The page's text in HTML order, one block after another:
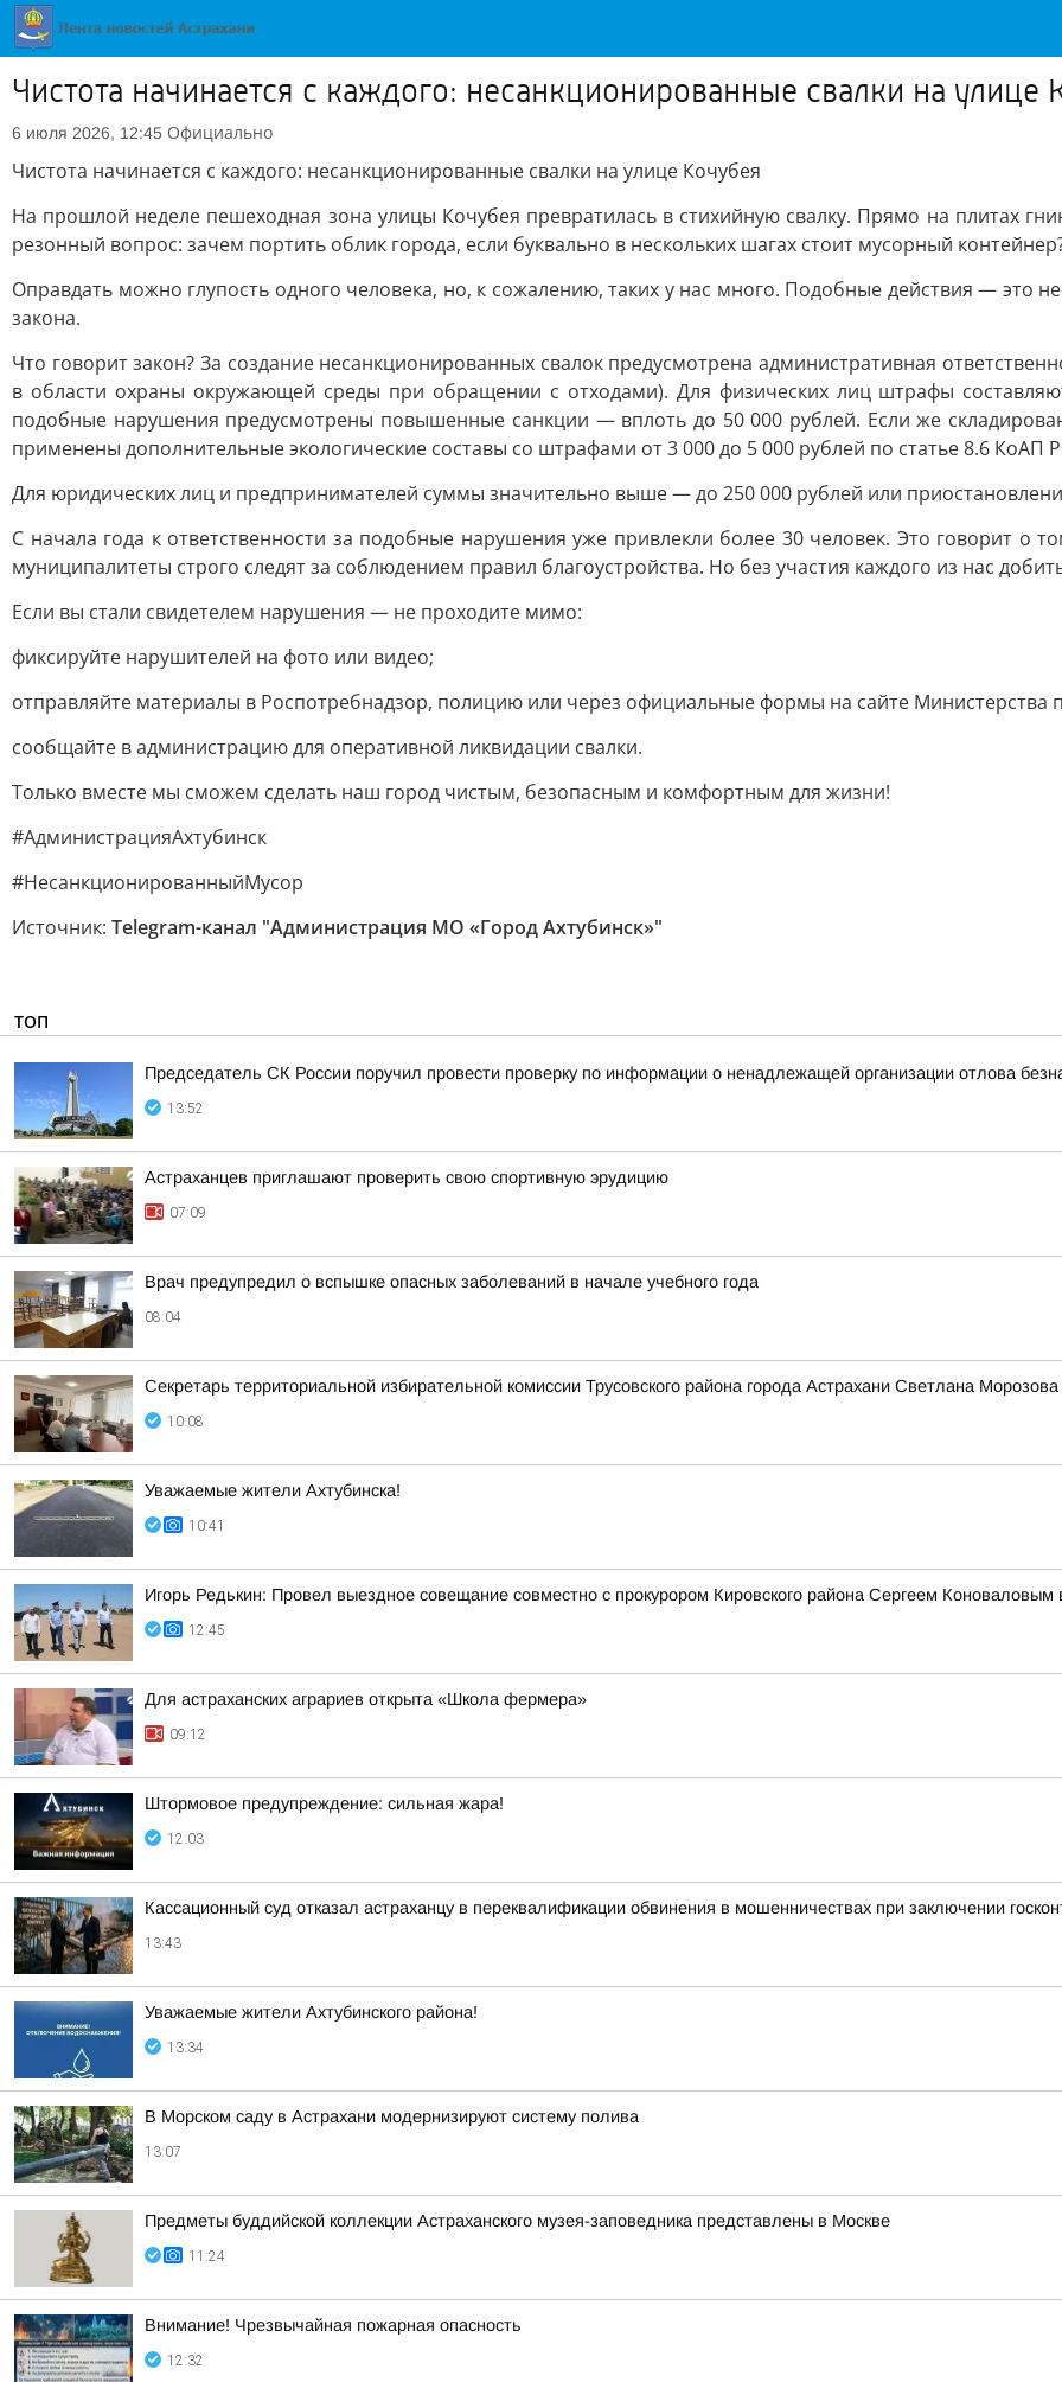
Чистота начинается с каждого: несанкционированные свалки на улице
6 июля 2026, 12:45 Официально
Чистота начинается с каждого: несанкционированные свалки на улице Кочубея
На прошлой неделе пешеходная зона улицы Кочубея превратилась в стихийную свалку. Прямо на плитах
резонный вопрос: зачем портить облик города, если буквально в нескольких шагах стоит мусорный
Оправдать можно глупость одного человека, но, к сожалению, таких у нас много. Подобные действия — это
закона.
Что говорит закон? За создание несанкционированных свалок предусмотрена административная
в области охраны окружающей среды при обращении с отходами). Для физических лиц штрафы
подобные нарушения предусмотрены повышенные санкции — вплоть до 50 000 рублей. Если же
применены дополнительные экологические составы со штрафами от 3 000 до 5 000 рублей по статье 8.6 КоАП
Для юридических лиц и предпринимателей суммы значительно выше — до 250 000 рублей или
С начала года к ответственности за подобные нарушения уже привлекли более 30 человек. Это говорит о
муниципалитеты строго следят за соблюдением правил благоустройства. Но без участия каждого из нас
Если вы стали свидетелем нарушения — не проходите мимо:
фиксируйте нарушителей на фото или видео;
отправляйте материалы в Роспотребнадзор, полицию или через официальные формы на сайте Министерства
сообщайте в администрацию для оперативной ликвидации свалки.
Только вместе мы сможем сделать наш город чистым, безопасным и комфортным для жизни!
#АдминистрацияАхтубинск
#НесанкционированныйМусор
Источник: Telegram-канал "Администрация МО «Город Ахтубинск»"
ТОП
Председатель СК России поручил провести проверку по информации о ненадлежащей организации отлова
13:52
Астраханцев приглашают проверить свою спортивную эрудицию
07:09
Врач предупредил о вспышке опасных заболеваний в начале учебного года
08:04
Секретарь территориальной избирательной комиссии Трусовского района города Астрахани Светлана
10:08
Уважаемые жители Ахтубинска!
10:41
Игорь Редькин: Провел выездное совещание совместно с прокурором Кировского района Сергеем
12:45
Для астраханских аграриев открыта «Школа фермера»
09:12
Штормовое предупреждение: сильная жара!
12:03
Кассационный суд отказал астраханцу в переквалификации обвинения в мошенничествах при заключении
13:43
Уважаемые жители Ахтубинского района!
13:34
В Морском саду в Астрахани модернизируют систему полива
13:07
Предметы буддийской коллекции Астраханского музея-заповедника представлены в Москве
11:24
Внимание! Чрезвычайная пожарная опасность
12:32